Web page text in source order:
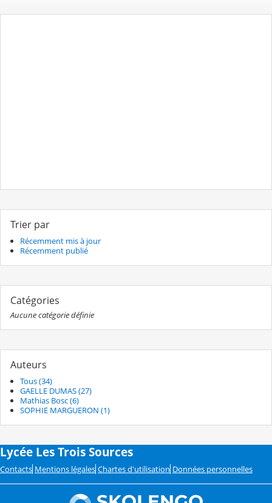
Trier par
Récemment mis à jour
Récemment publié
Catégories
Aucune catégorie définie
Auteurs
Tous (34)
GAELLE DUMAS (27)
Mathias Bosc (6)
SOPHIE MARGUERON (1)
Lycée Les Trois Sources
Contacts Mentions légales Chartes d'utilisation Données personnelles